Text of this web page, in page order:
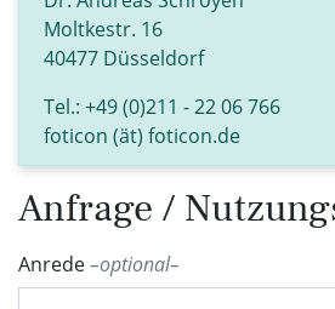
Moltkestr. 16
40477 Düsseldorf
Tel.: +49 (0)211 - 22 06 766
foticon (ät) foticon.de
Anfrage /
Anrede optional